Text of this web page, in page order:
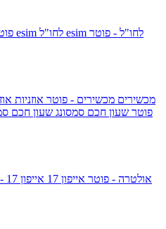
esim לחו"ל - פוטר
מכשירים מכשירים - פוטר אוזניות
שעון Apple Watch Series 10 - פוטר שעון חכם סמסונג שעון חכם
גלקסי S26 אולטרה - פוטר אייפון 17 אייפון 17 - פוטר